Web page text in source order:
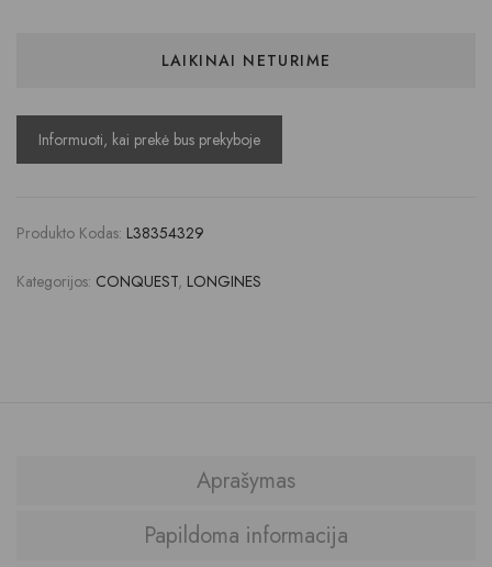
LAIKINAI NETURIME
Produkto Kodas: L38354329
Kategorijos: CONQUEST, LONGINES
Aprašymas
Papildoma informacija